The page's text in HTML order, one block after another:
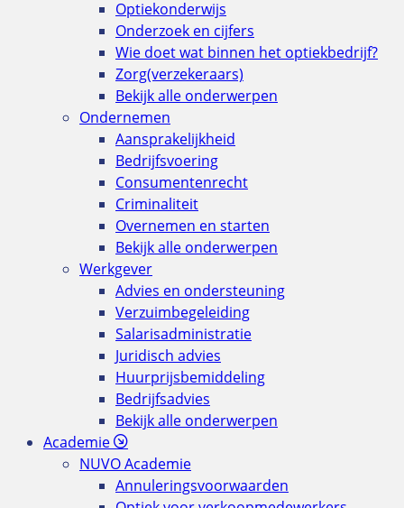
Optiekonderwijs
Onderzoek en cijfers
Wie doet wat binnen het optiekbedrijf?
Zorg(verzekeraars)
Bekijk alle onderwerpen
Ondernemen
Aansprakelijkheid
Bedrijfsvoering
Consumentenrecht
Criminaliteit
Overnemen en starten
Bekijk alle onderwerpen
Werkgever
Advies en ondersteuning
Verzuimbegeleiding
Salarisadministratie
Juridisch advies
Huurprijsbemiddeling
Bedrijfsadvies
Bekijk alle onderwerpen
Academie
NUVO Academie
Annuleringsvoorwaarden